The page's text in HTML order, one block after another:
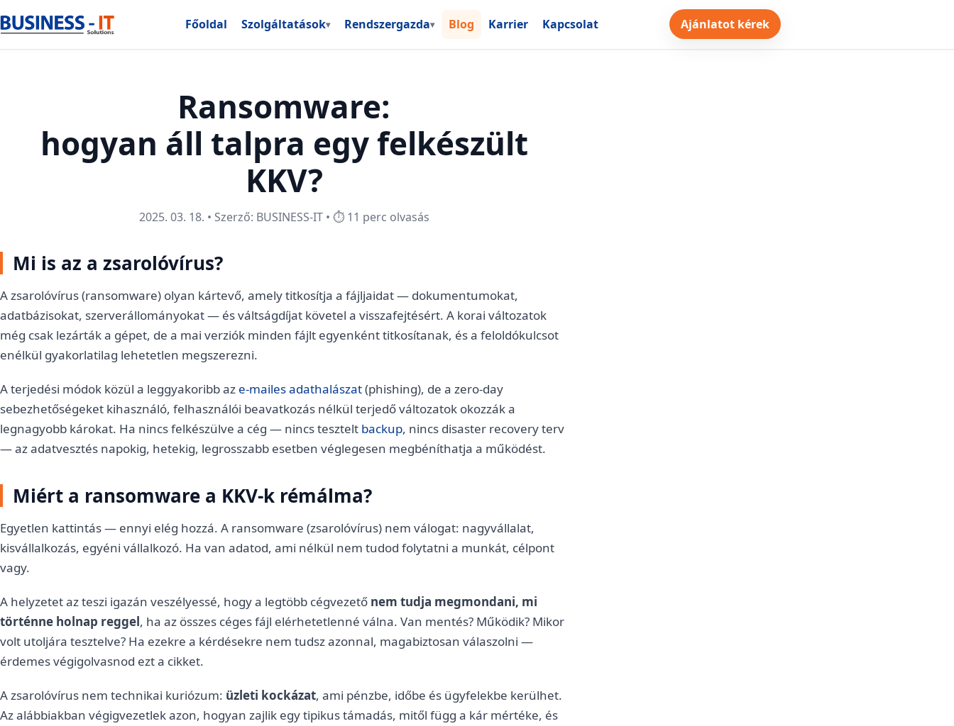
Főoldal Szolgáltatások▾ Rendszergazda▾ Blog Karrier Kapcsolat Ajánlatot kérek
Ransomware:
hogyan áll talpra egy felkészült
KKV?
2025. 03. 18. • Szerző: BUSINESS-IT • ⏱️ 11 perc olvasás
Mi is az a zsarolóvírus?
A zsarolóvírus (ransomware) olyan kártevő, amely titkosítja a fájljaidat — dokumentumokat,
adatbázisokat, szerverállományokat — és váltságdíjat követel a visszafejtésért. A korai változatok
még csak lezárták a gépet, de a mai verziók minden fájlt egyenként titkosítanak, és a feloldókulcsot
enélkül gyakorlatilag lehetetlen megszerezni.
A terjedési módok közül a leggyakoribb az e-mailes adathalászat(phishing), de a zero-day
sebezhetőségeket kihasználó, felhasználói beavatkozás nélkül terjedő változatok okozzák a
legnagyobb károkat. Ha nincs felkészülve a cég — nincs tesztelt backup, nincs disaster recovery terv
— az adatvesztés napokig, hetekig, legrosszabb esetben véglegesen megbéníthatja a működést.
Miért a ransomware a KKV-k rémálma?
Egyetlen kattintás — ennyi elég hozzá. A ransomware (zsarolóvírus) nem válogat: nagyvállalat,
kisvállalkozás, egyéni vállalkozó. Ha van adatod, ami nélkül nem tudod folytatni a munkát, célpont
vagy.
A helyzetet az teszi igazán veszélyessé, hogy a legtöbb cégvezető nem tudja megmondani, mi
történne holnap reggel, ha az összes céges fájl elérhetetlenné válna. Van mentés? Működik? Mikor
volt utoljára tesztelve? Ha ezekre a kérdésekre nem tudsz azonnal, magabiztosan válaszolni —
érdemes végigolvasnod ezt a cikket.
A zsarolóvírus nem technikai kuriózum: üzleti kockázat, ami pénzbe, időbe és ügyfelekbe kerülhet.
Az alábbiakban végigvezetlek azon, hogyan zajlik egy tipikus támadás, mitől függ a kár mértéke, és